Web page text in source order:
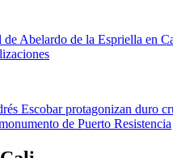
de Abelardo de la Espriella en
Escobar protagonizan duro
de Puerto Resistencia